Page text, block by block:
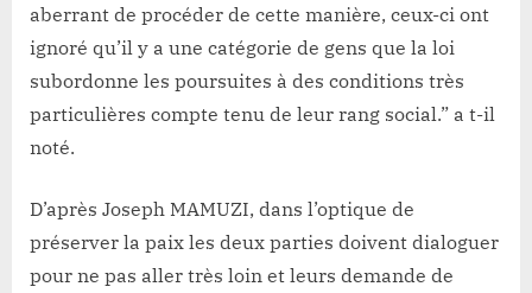
aberrant de procéder de cette manière, ceux-ci ont
ignoré qu’il y a une catégorie de gens que la loi
subordonne les poursuites à des conditions très
particulières compte tenu de leur rang social.” a t-il
noté.
D’après Joseph MAMUZI, dans l’optique de
préserver la paix les deux parties doivent dialoguer
pour ne pas aller très loin et leurs demande de